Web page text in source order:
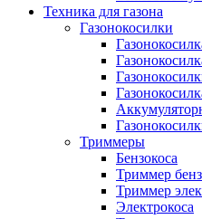
Техника для газона
Газонокосилки
Триммеры
Бензокоса
Триммер
Триммер
Электрокоса